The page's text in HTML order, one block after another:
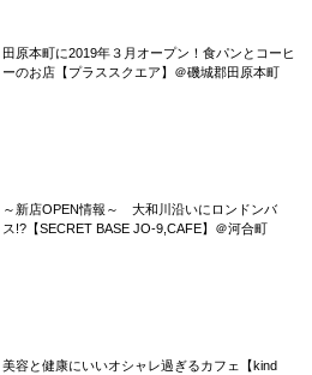
田原本町に2019年３月オープン！食パンとコーヒ
ーのお店【プラススクエア】＠磯城郡田原本町
～新店OPEN情報～ 大和川沿いにロンドンバ
ス!?【SECRET BASE JO-9,CAFE】＠河合町
美容と健康にいいオシャレ過ぎるカフェ【kind